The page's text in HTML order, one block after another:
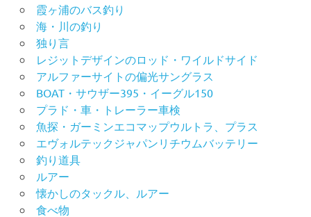
霞ヶ浦のバス釣り
海・川の釣り
独り言
レジットデザインのロッド・ワイルドサイド
アルファーサイトの偏光サングラス
BOAT・サウザー395・イーグル150
プラド・車・トレーラー車検
魚探・ガーミンエコマップウルトラ、プラス
エヴォルテックジャパンリチウムバッテリー
釣り道具
ルアー
懐かしのタックル、ルアー
食べ物